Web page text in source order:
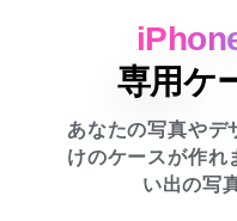
専用ケ
あなたの写真やデ
けのケースが作れ
い出の写